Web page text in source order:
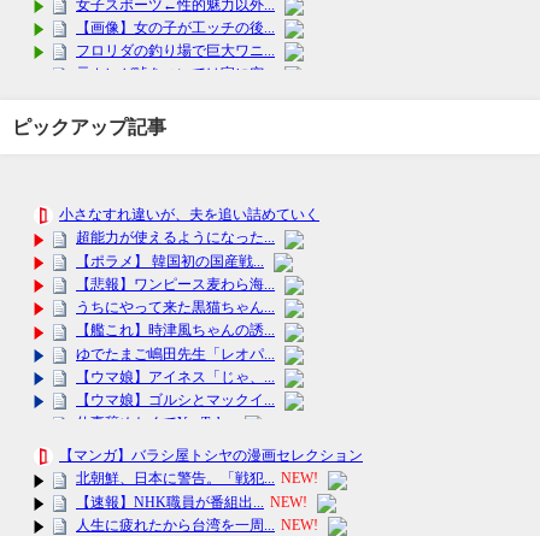
ピックアップ記事